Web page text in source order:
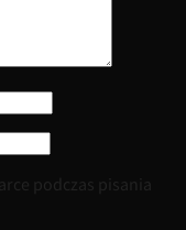
podczas pisania